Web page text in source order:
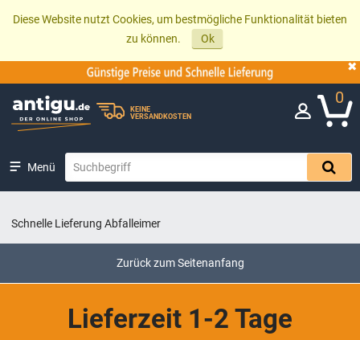
Diese Website nutzt Cookies, um bestmögliche Funktionalität bieten
zu können.
Ok
KEINE
VERSANDKOSTEN
0
Menü
Schnelle Lieferung Abfalleimer
Zurück zum Seitenanfang
Lieferzeit 1-2 Tage